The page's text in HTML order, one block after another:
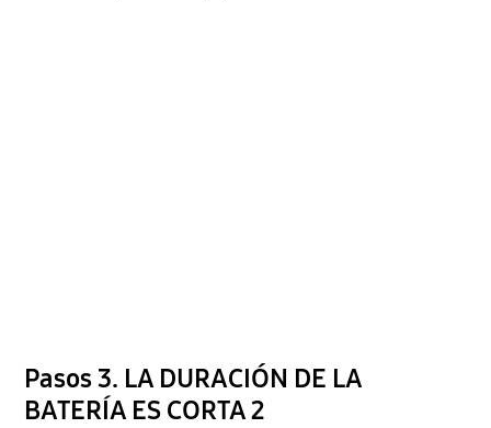
Pasos 3. LA DURACIÓN DE LA
BATERÍA ES CORTA 2